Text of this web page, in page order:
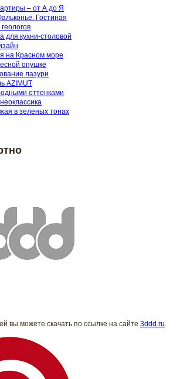
– от А до Я
Гостиная
для кухни-столовой
на Красном море
опушке
лазури
AZIMUT
оттенками
в зеленых тонах
вы можете скачать по ссылке на сайте 3ddd.ru.